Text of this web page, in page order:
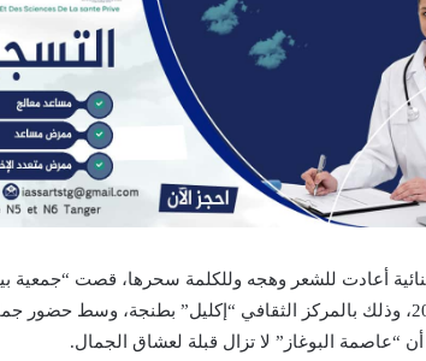
أعادت للشعر وهجه وللكلمة سحرها، قصت “جمعية
الجديد لعام 2026، وذلك بالمركز الثقافي “إكليل” بطنجة،
“عاصمة البوغاز” لا تزال قبلة لعشاق الجمال.